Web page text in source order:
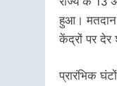
हुआ।
केंद्रों पर देर
प्रारंभिक